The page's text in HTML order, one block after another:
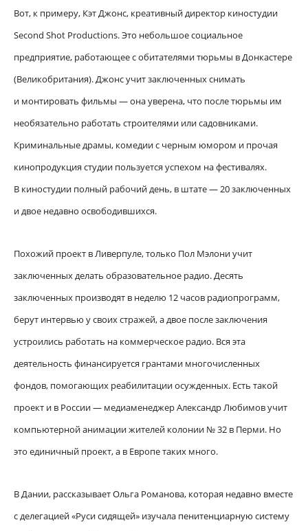
Вот, к примеру, Кэт Джонс, креативный директор киностудии
Second Shot Productions. Это небольшое социальное
предприятие, работающее с обитателями тюрьмы в Донкастере
(Великобритания). Джонс учит заключенных снимать
и монтировать фильмы — она уверена, что после тюрьмы им
необязательно работать строителями или садовниками.
Криминальные драмы, комедии с черным юмором и прочая
кинопродукция студии пользуется успехом на фестивалях.
В киностудии полный рабочий день, в штате — 20 заключенных
и двое недавно освободившихся.
Похожий проект в Ливерпуле, только Пол Мэлони учит
заключенных делать образовательное радио. Десять
заключенных производят в неделю 12 часов радиопрограмм,
берут интервью у своих стражей, а двое после заключения
устроились работать на коммерческое радио. Вся эта
деятельность финансируется грантами многочисленных
фондов, помогающих реабилитации осужденных. Есть такой
проект и в России — медиаменеджер Александр Любимов учит
компьютерной анимации жителей колонии № 32 в Перми. Но
это единичный проект, а в Европе таких много.
В Дании, рассказывает Ольга Романова, которая недавно вместе
с делегацией «Руси сидящей» изучала пенитенциарную систему